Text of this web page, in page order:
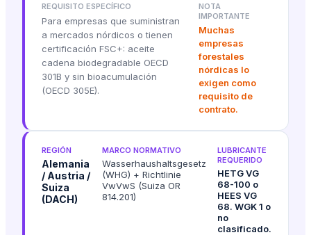
REQUISITO ESPECÍFICO
Para empresas que suministran
a mercados nórdicos o tienen
certificación FSC+: aceite
cadena biodegradable OECD
301B y sin bioacumulación
(OECD 305E).
NOTA
IMPORTANTE
Muchas
empresas
forestales
nórdicas lo
exigen como
requisito de
contrato.
REGIÓN
Alemania
/ Austria /
Suiza
(DACH)
MARCO NORMATIVO
Wasserhaushaltsgesetz
(WHG) + Richtlinie
VwVwS (Suiza OR
814.201)
LUBRICANTE
REQUERIDO
HETG VG
68-100 o
HEES VG
68. WGK 1 o
no
clasificado.